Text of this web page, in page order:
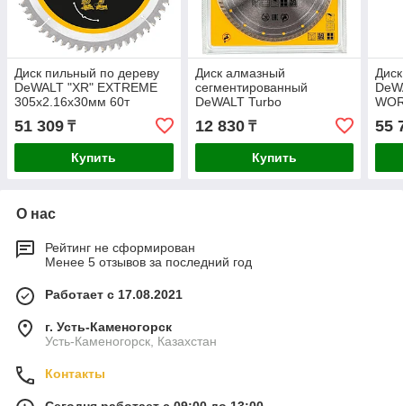
Диск пильный по дереву
DeWALT "XR" EXTREME
305х2.16х30мм 60т
DT99575-QZ
51 309 ₸
Купить
Диск алмазный
сегментированный
DeWALT Turbo
230x22.2мм DT3732-QZ
12 830₸
Купить
55
О нас
Рейтинг не сформирован
Менее 5 отзывов за последний год
Работает с 17.08.2021
г. Усть-Каменогорск
Усть-Каменогорск, Казахстан
Контакты